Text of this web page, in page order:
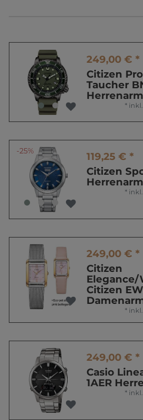
249,00 € *
Citizen
Taucher
*
-25%
119,25 € *
Citizen
*
249,00 € *
Citizen
Elegance/
Citizen
*
249,00 € *
Casio
1AER
*